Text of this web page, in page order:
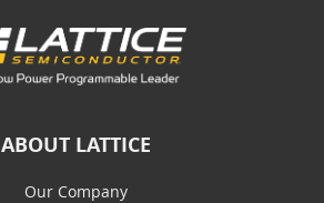
ABOUT LATTICE
Our Company